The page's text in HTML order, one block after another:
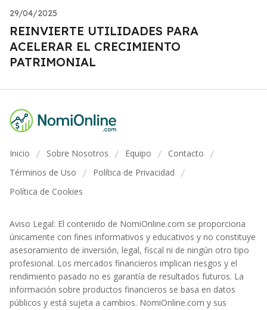
29/04/2025
REINVIERTE UTILIDADES PARA
ACELERAR EL CRECIMIENTO
PATRIMONIAL
Inicio / Sobre Nosotros / Equipo / Contacto /
Términos de Uso / Política de Privacidad /
Política de Cookies
Aviso Legal: El contenido de NomiOnline.com se proporciona
únicamente con fines informativos y educativos y no constituye
asesoramiento de inversión, legal, fiscal ni de ningún otro tipo
profesional. Los mercados financieros implican riesgos y el
rendimiento pasado no es garantía de resultados futuros. La
información sobre productos financieros se basa en datos
públicos y está sujeta a cambios. NomiOnline.com y sus